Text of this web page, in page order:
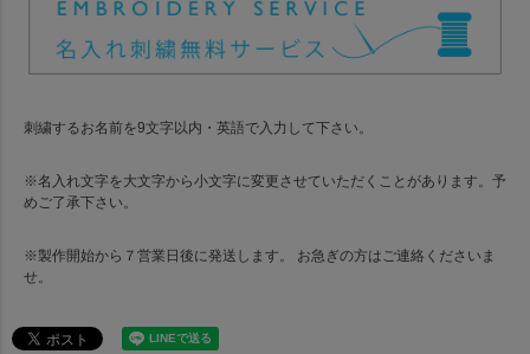
刺繍するお名前を9文字以内・英語で入力して下さい。
※名入れ文字を大文字から小文字に変更させていただくことがあります。予
めご了承下さい。
※製作開始から７営業日後に発送します。 お急ぎの方はご連絡くださいま
せ。